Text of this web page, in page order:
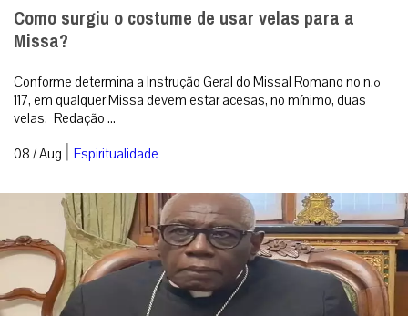
Como surgiu o costume de usar velas para a
Missa?
Conforme determina a Instrução Geral do Missal Romano no n.º
117, em qualquer Missa devem estar acesas, no mínimo, duas
velas. Redação ...
08 / Aug | Espiritualidade